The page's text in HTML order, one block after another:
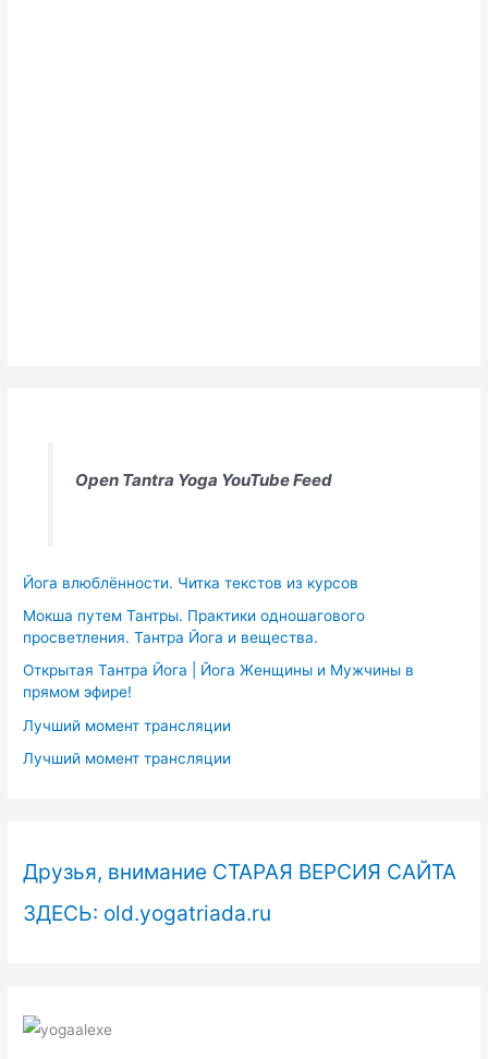
Open Tantra Yoga YouTube Feed
Йога влюблённости. Читка текстов из курсов
Мокша путем Тантры. Практики одношагового
просветления. Тантра Йога и вещества.
Открытая Тантра Йога | Йога Женщины и Мужчины в
прямом эфире!
Лучший момент трансляции
Лучший момент трансляции
Друзья, внимание СТАРАЯ ВЕРСИЯ САЙТА
ЗДЕСЬ: old.yogatriada.ru